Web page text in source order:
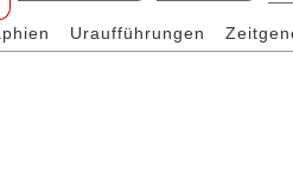
Uraufführungen